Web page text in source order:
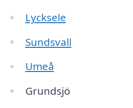
Lycksele
Sundsvall
Umeå
Grundsjö